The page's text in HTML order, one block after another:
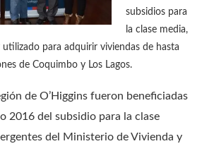
subsidios para
la clase media,
para adquirir viviendas de hasta
de Coquimbo y Los Lagos.
de O’Higgins fueron beneficiadas
2016 del subsidio para la clase
del Ministerio de Vivienda y